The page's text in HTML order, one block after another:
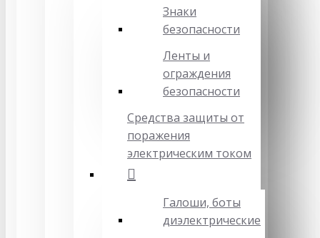
Знаки
безопасности
Ленты и
ограждения
безопасности
Средства защиты от
поражения
электрическим током
Галоши, боты
диэлектрические